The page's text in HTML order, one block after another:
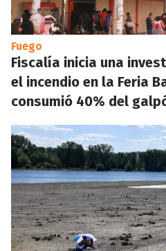
Fuego
Fiscalía inicia una
el incendio en la Feria
consumió 40% del